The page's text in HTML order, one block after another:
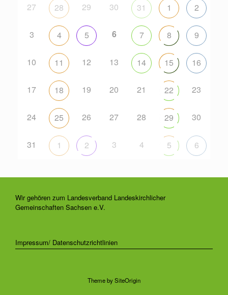
27
28 29 30 31 1 2
3 4 5 6 7 8 9
10 11 12 13 14 15 16
17 18 19 20 21 22 23
24 25 26 27 28 29 30
31 1 2 3 4 5 6
Wir gehören zum Landesverband Landeskirchlicher
Gemeinschaften Sachsen e.V.
Impressum/ Datenschutzrichtlinien
Theme bySiteOrigin